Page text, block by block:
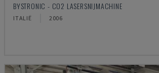
BYSTRONIC - CO2 LASERSNIJMACHINE
ITALIË 2006